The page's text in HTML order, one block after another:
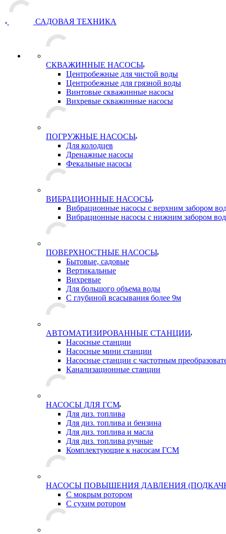
САДОВАЯ ТЕХНИКА
СКВАЖИННЫЕ НАСОСЫ
Центробежные для чистой воды
Центробежные для грязной воды
Винтовые скважинные насосы
Вихревые скважинные насосы
ПОГРУЖНЫЕ НАСОСЫ
Для колодцев
Дренажные насосы
Фекальные насосы
ВИБРАЦИОННЫЕ НАСОСЫ
Вибрационные насосы с верхним забором
Вибрационные насосы с нижним забором
ПОВЕРХНОСТНЫЕ НАСОСЫ
Бытовые, садовые
Вертикальные
Вихревые
Для большого объема воды
С глубиной всасывания более 9м
АВТОМАТИЗИРОВАННЫЕ СТАНЦИИ
Насосные станции
Насосные мини станции
Насосные станции с частотным
Канализационные станции
НАСОСЫ ДЛЯ ГСМ
Для диз. топлива
Для диз. топлива и бензина
Для диз. топлива и масла
Для диз. топлива ручные
Комплектующие к насосам ГСМ
НАСОСЫ ПОВЫШЕНИЯ ДАВЛЕНИЯ
С мокрым ротором
С сухим ротором